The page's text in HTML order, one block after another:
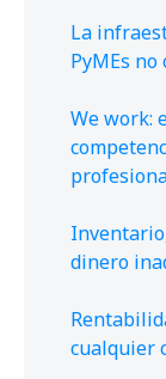
La
PyMEs
We work:
dinero
cualquier